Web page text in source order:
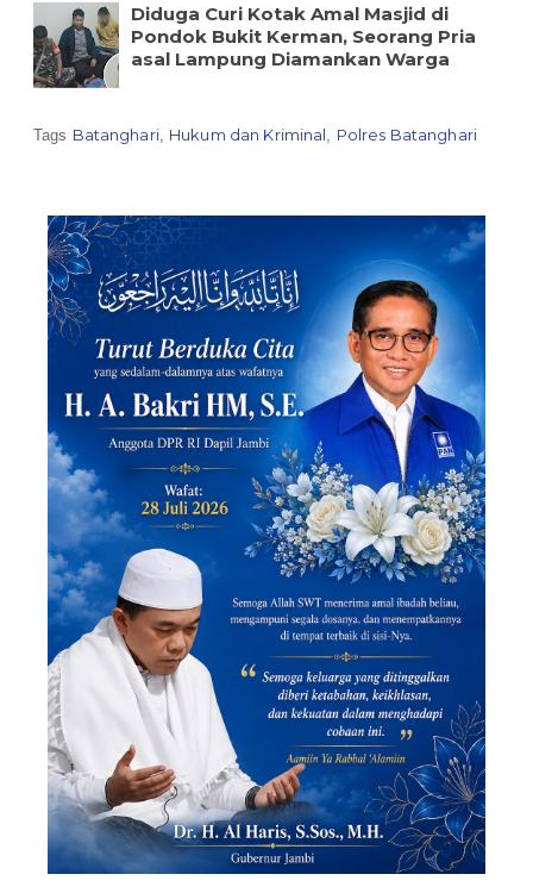
Diduga Curi Kotak Amal Masjid di
Pondok Bukit Kerman, Seorang Pria
asal Lampung Diamankan Warga
Tags Batanghari, Hukum dan Kriminal Polres Batanghari